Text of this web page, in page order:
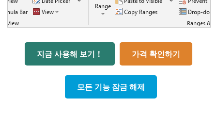
지금 사용해 보기！ 가격 확인하기
모든 기능 잠금 해제